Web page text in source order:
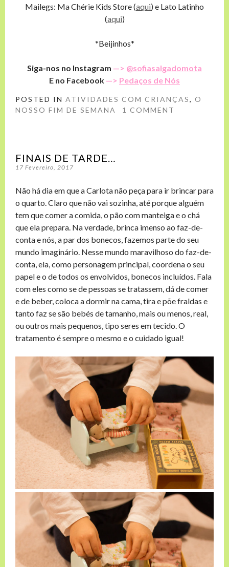
Mailegs: Ma Chérie Kids Store (aqui) e Lato Latinho
(aqui)
*Beijinhos*
Siga-nos no Instagram —> @sofiasalgadomota
E no Facebook —> Pedaços de Nós
POSTED IN ATIVIDADES COM CRIANÇAS, O
NOSSO FIM DE SEMANA
1 COMMENT
FINAIS DE TARDE…
17 Fevereiro, 2017
Não há dia em que a Carlota não peça para ir brincar para
o quarto. Claro que não vai sozinha, até porque alguém
tem que comer a comida, o pão com manteiga e o chá
que ela prepara. Na verdade, brinca imenso ao faz-de-
conta e nós, a par dos bonecos, fazemos parte do seu
mundo imaginário. Nesse mundo maravilhoso do faz-de-
conta, ela, como personagem principal, coordena o seu
papel e o de todos os envolvidos, bonecos incluídos. Fala
com eles como se de pessoas se tratassem, dá de comer
e de beber, coloca a dormir na cama, tira e põe fraldas e
tanto faz se são bebés de tamanho, mais ou menos, real,
ou outros mais pequenos, tipo seres em tecido. O
tratamento é sempre o mesmo e o cuidado igual!